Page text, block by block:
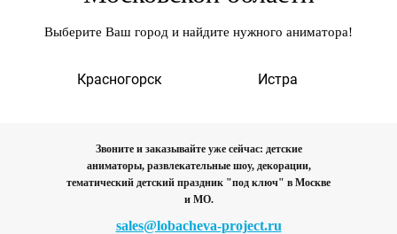
Выберите Ваш город и найдите нужного аниматора!
Красногорск Истра
Звоните и заказывайте уже сейчас: детские
аниматоры, развлекательные шоу, декорации,
тематический детский праздник "под ключ" в Москве
и МО.
sales@lobacheva-project.ru